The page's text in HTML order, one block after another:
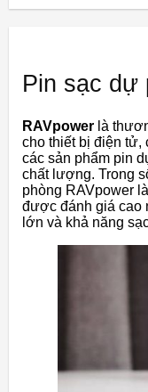
Pin sạc dự
RAVpower là
cho thiết bị điện tử,
các sản phẩm pin
chất lượng. Trong
phòng RAVpower
được đánh giá cao
lớn và khả năng